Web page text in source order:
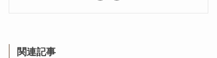
関連記事